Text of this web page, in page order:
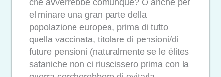
che avverrebbe comunque? O anche per
eliminare una gran parte della
popolazione europea, prima di tutto
quella vaccinata, titolare di pensioni/di
future pensioni (naturalmente se le élites
sataniche non ci riuscissero prima con la